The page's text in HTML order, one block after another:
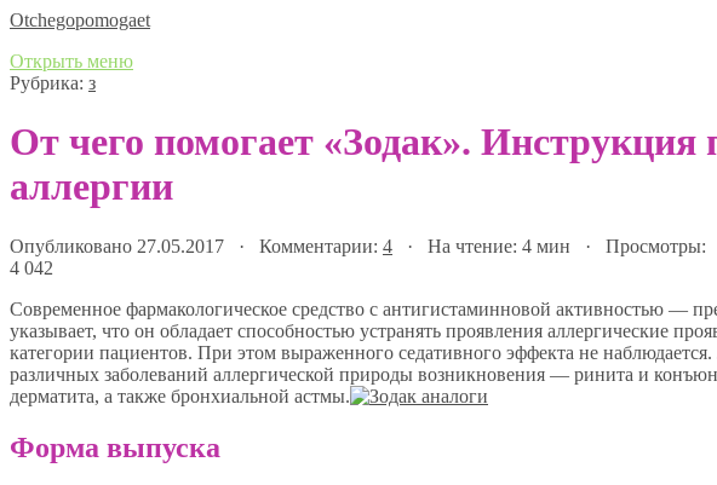
Оtchegopomogaet
Открыть меню
Рубрика: з
От чего помогает «Зодак».
аллергии
Опубликовано 27.05.2017 · Комментарии: 4 · На чтение: 4 мин · Просмотры:
4 042
Современное фармакологическое средство с антигистаминновой активностью —
указывает, что он обладает способностью устранять проявления аллергические
категории пациентов. При этом выраженного седативного эффекта не
различных заболеваний аллергической природы возникновения — ринита и
дерматита, а также бронхиальной астмы.
Форма выпуска